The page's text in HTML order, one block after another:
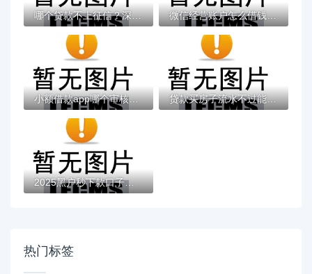
哪个贷款不上征信？深度解析隐藏渠道与风险... 微信经营账户怎么借钱？5个靠谱平台不看征信...
小额借款app哪个审核容易？实测这5款门槛低... 贷款买房子流水不过能借到钱吗？1000元无门...
2025黑户秒下款口子最新解析 这几个平台还能...
热门标签